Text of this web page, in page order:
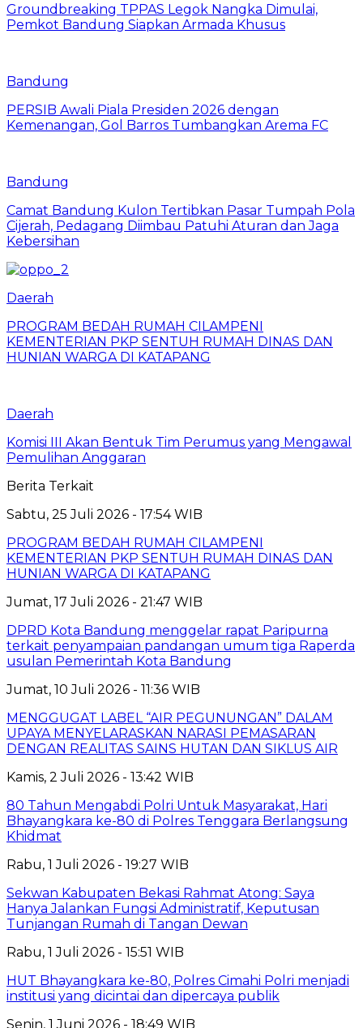
Groundbreaking TPPAS Legok Nangka Dimulai,
Pemkot Bandung Siapkan Armada Khusus
Bandung
PERSIB Awali Piala Presiden 2026 dengan
Kemenangan, Gol Barros Tumbangkan Arema FC
Bandung
Camat Bandung Kulon Tertibkan Pasar Tumpah Pola
Cijerah, Pedagang Diimbau Patuhi Aturan dan Jaga
Kebersihan
Daerah
PROGRAM BEDAH RUMAH CILAMPENI
KEMENTERIAN PKP SENTUH RUMAH DINAS DAN
HUNIAN WARGA DI KATAPANG
Daerah
Komisi III Akan Bentuk Tim Perumus yang Mengawal
Pemulihan Anggaran
Berita Terkait
Sabtu, 25 Juli 2026 - 17:54 WIB
PROGRAM BEDAH RUMAH CILAMPENI
KEMENTERIAN PKP SENTUH RUMAH DINAS DAN
HUNIAN WARGA DI KATAPANG
Jumat, 17 Juli 2026 - 21:47 WIB
DPRD Kota Bandung menggelar rapat Paripurna
terkait penyampaian pandangan umum tiga Raperda
usulan Pemerintah Kota Bandung
Jumat, 10 Juli 2026 - 11:36 WIB
MENGGUGAT LABEL “AIR PEGUNUNGAN” DALAM
UPAYA MENYELARASKAN NARASI PEMASARAN
DENGAN REALITAS SAINS HUTAN DAN SIKLUS AIR
Kamis, 2 Juli 2026 - 13:42 WIB
80 Tahun Mengabdi Polri Untuk Masyarakat, Hari
Bhayangkara ke-80 di Polres Tenggara Berlangsung
Khidmat
Rabu, 1 Juli 2026 - 19:27 WIB
Sekwan Kabupaten Bekasi Rahmat Atong: Saya
Hanya Jalankan Fungsi Administratif, Keputusan
Tunjangan Rumah di Tangan Dewan
Rabu, 1 Juli 2026 - 15:51 WIB
HUT Bhayangkara ke-80, Polres Cimahi Polri menjadi
institusi yang dicintai dan dipercaya publik
Senin, 1 Juni 2026 - 18:49 WIB